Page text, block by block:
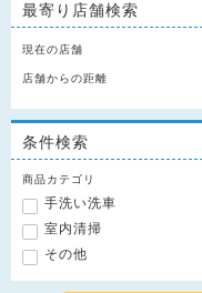
最寄り店舗検索
現在の店舗
店舗からの距離
条件検索
商品カテゴリ
手洗い洗車
室内清掃
その他